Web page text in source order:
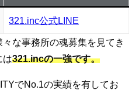
321.inc公式LINE
な事務所の魂募集を見てき
は321.incの一強です。
でNo.1の実績を有してお